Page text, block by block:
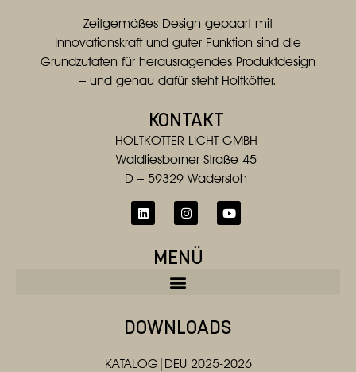
Zeitgemäßes Design gepaart mit
Innovationskraft und guter Funktion sind die
Grundzutaten für herausragendes Produktdesign
– und genau dafür steht Holtkötter.
KONTAKT
HOLTKÖTTER LICHT GMBH
Waldliesborner Straße 45
D – 59329 Wadersloh
MENÜ
DOWNLOADS
KATALOG|DEU 2025-2026